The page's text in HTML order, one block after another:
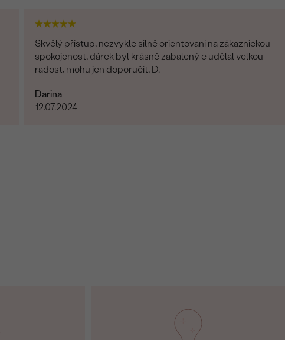
Skvělý přístup, nezvykle silně orientovaní na zákaznickou
spokojenost, dárek byl krásně zabalený e udělal velkou
radost, mohu jen doporučit, D.
Darina
12.07.2024